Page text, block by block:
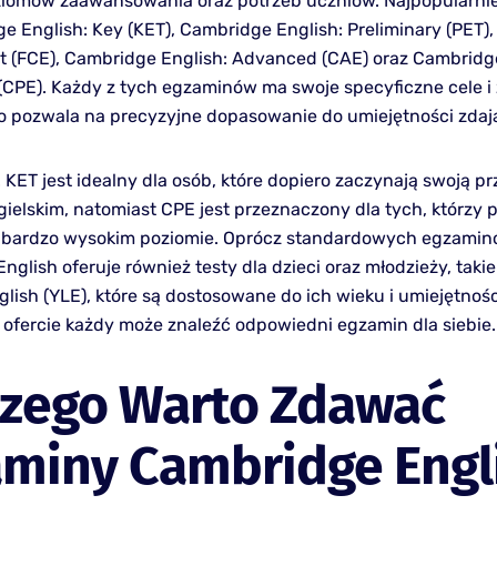
English: Key (KET), Cambridge English: Preliminary
(FCE), Cambridge English: Advanced (CAE) oraz
Każdy z tych egzaminów ma swoje specyficzne cele i
pozwala na precyzyjne dopasowanie do umiejętności
KET jest idealny dla osób, które dopiero zaczynają swoją
natomiast CPE jest przeznaczony dla tych, którzy
wysokim poziomie. Oprócz standardowych
oferuje również testy dla dzieci oraz młodzieży,
(YLE), które są dostosowane do ich wieku i
każdy może znaleźć odpowiedni egzamin dla siebie.
Warto Zdawać
Cambridge